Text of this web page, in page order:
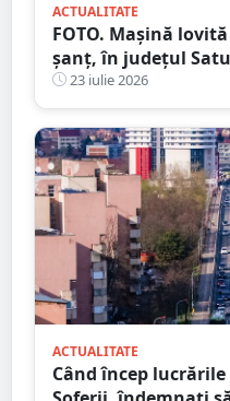
ACTUALITATE
FOTO. Mașină
șanț, în județul
mașină, una la
23 iulie 2026
ACTUALITATE
Când încep